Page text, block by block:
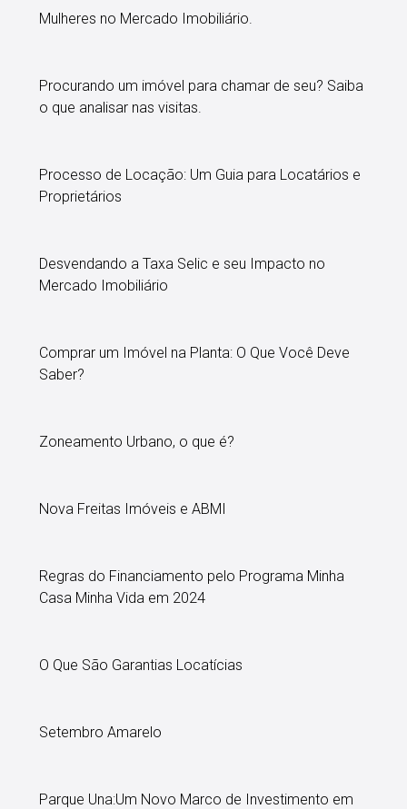
Mulheres no Mercado Imobiliário.
Procurando um imóvel para chamar de seu? Saiba
o que analisar nas visitas.
Processo de Locação: Um Guia para Locatários e
Proprietários
Desvendando a Taxa Selic e seu Impacto no
Mercado Imobiliário
Comprar um Imóvel na Planta: O Que Você Deve
Saber?
Zoneamento Urbano, o que é?
Nova Freitas Imóveis e ABMI
Regras do Financiamento pelo Programa Minha
Casa Minha Vida em 2024
O Que São Garantias Locatícias
Setembro Amarelo
Parque Una:Um Novo Marco de Investimento em